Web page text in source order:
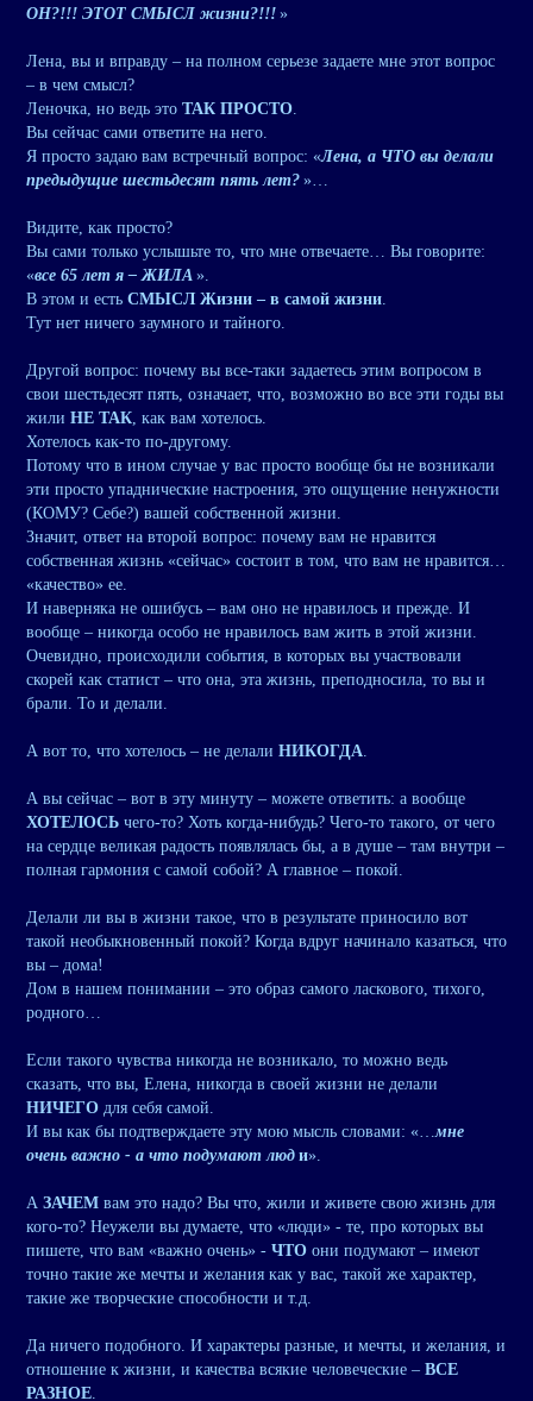
ОН?!!! ЭТОТ СМЫСЛ жизни?!!! »
Лена, вы и вправду – на полном серьезе задаете мне этот вопрос
– в чем смысл?
Леночка, но ведь это ТАК ПРОСТО.
Вы сейчас сами ответите на него.
Я просто задаю вам встречный вопрос: «Лена, а ЧТО вы делали
предыдущие шестьдесят пять лет? »…
Видите, как просто?
Вы сами только услышьте то, что мне отвечаете… Вы говорите:
«все 65 лет я – ЖИЛА ».
В этом и есть СМЫСЛ Жизни – в самой жизни.
Тут нет ничего заумного и тайного.
Другой вопрос: почему вы все-таки задаетесь этим вопросом в
свои шестьдесят пять, означает, что, возможно во все эти годы вы
жили НЕ ТАК, как вам хотелось.
Хотелось как-то по-другому.
Потому что в ином случае у вас просто вообще бы не возникали
эти просто упаднические настроения, это ощущение ненужности
(КОМУ? Себе?) вашей собственной жизни.
Значит, ответ на второй вопрос: почему вам не нравится
собственная жизнь «сейчас» состоит в том, что вам не нравится…
«качество» ее.
И наверняка не ошибусь – вам оно не нравилось и прежде. И
вообще – никогда особо не нравилось вам жить в этой жизни.
Очевидно, происходили события, в которых вы участвовали
скорей как статист – что она, эта жизнь, преподносила, то вы и
брали. То и делали.
А вот то, что хотелось – не делали НИКОГДА.
А вы сейчас – вот в эту минуту – можете ответить: а вообще
ХОТЕЛОСЬ чего-то? Хоть когда-нибудь? Чего-то такого, от чего
на сердце великая радость появлялась бы, а в душе – там внутри –
полная гармония с самой собой? А главное – покой.
Делали ли вы в жизни такое, что в результате приносило вот
такой необыкновенный покой? Когда вдруг начинало казаться, что
вы – дома!
Дом в нашем понимании – это образ самого ласкового, тихого,
родного…
Если такого чувства никогда не возникало, то можно ведь
сказать, что вы, Елена, никогда в своей жизни не делали
НИЧЕГО для себя самой.
И вы как бы подтверждаете эту мою мысль словами: «…мне
очень важно - а что подумают люд и».
А ЗАЧЕМ вам это надо? Вы что, жили и живете свою жизнь для
кого-то? Неужели вы думаете, что «люди» - те, про которых вы
пишете, что вам «важно очень» - ЧТО они подумают – имеют
точно такие же мечты и желания как у вас, такой же характер,
такие же творческие способности и т.д.
Да ничего подобного. И характеры разные, и мечты, и желания, и
отношение к жизни, и качества всякие человеческие – ВСЕ
РАЗНОЕ.